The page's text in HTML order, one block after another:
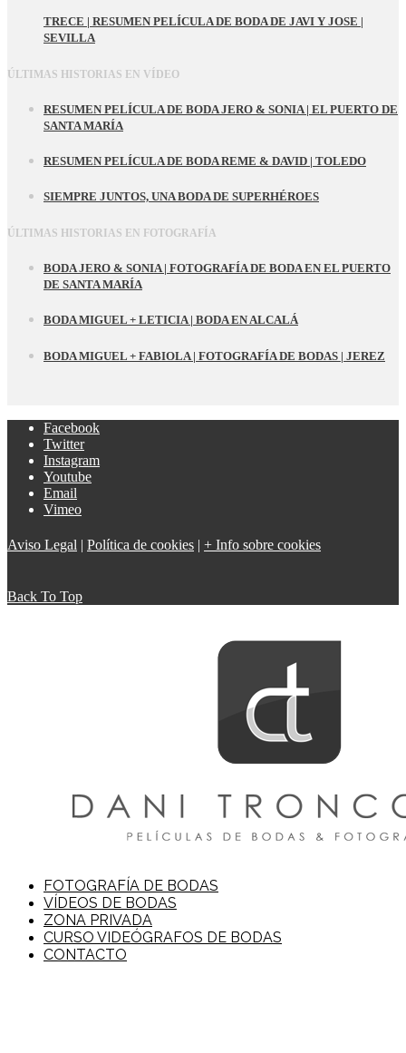
TRECE | RESUMEN PELÍCULA DE BODA DE JAVI Y JOSE |
SEVILLA
ÚLTIMAS HISTORIAS EN VÍDEO
RESUMEN PELÍCULA DE BODA JERO & SONIA | EL PUERTO DE
SANTA MARÍA
RESUMEN PELÍCULA DE BODA REME & DAVID | TOLEDO
SIEMPRE JUNTOS, UNA BODA DE SUPERHÉROES
ÚLTIMAS HISTORIAS EN FOTOGRAFÍA
BODA JERO & SONIA | FOTOGRAFÍA DE BODA EN EL PUERTO
DE SANTA MARÍA
BODA MIGUEL + LETICIA | BODA EN ALCALÁ
BODA MIGUEL + FABIOLA | FOTOGRAFÍA DE BODAS | JEREZ
Facebook
Twitter
Instagram
Youtube
Email
Vimeo
Aviso Legal | Política de cookies | + Info sobre cookies
Back To Top
FOTOGRAFÍA DE BODAS
VÍDEOS DE BODAS
ZONA PRIVADA
CURSO VIDEÓGRAFOS DE BODAS
CONTACTO